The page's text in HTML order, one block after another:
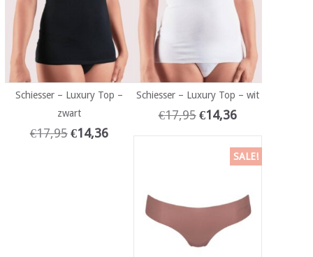
Schiesser – Luxury Top –
zwart
€17,95 €14,36
Schiesser – Luxury Top – wit
€17,95 €14,36
SALE!